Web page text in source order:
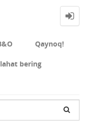
Qaynoq!
bering